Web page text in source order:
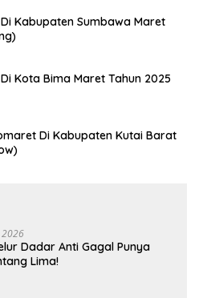
Kabupaten Sumbawa Maret
Kota Bima Maret Tahun 2025
Di Kabupaten Kutai Barat
2026
Dadar Anti Gagal Punya
Lima!